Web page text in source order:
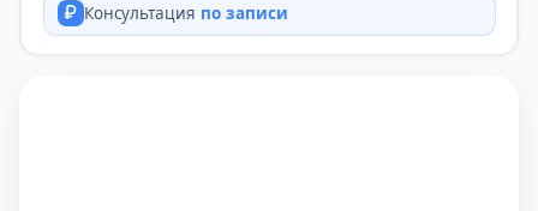
Консультация по записи